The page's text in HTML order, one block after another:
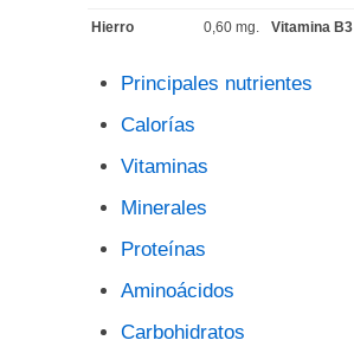
Hierro 0,60 mg. Vitamina B3
Principales nutrientes
Calorías
Vitaminas
Minerales
Proteínas
Aminoácidos
Carbohidratos